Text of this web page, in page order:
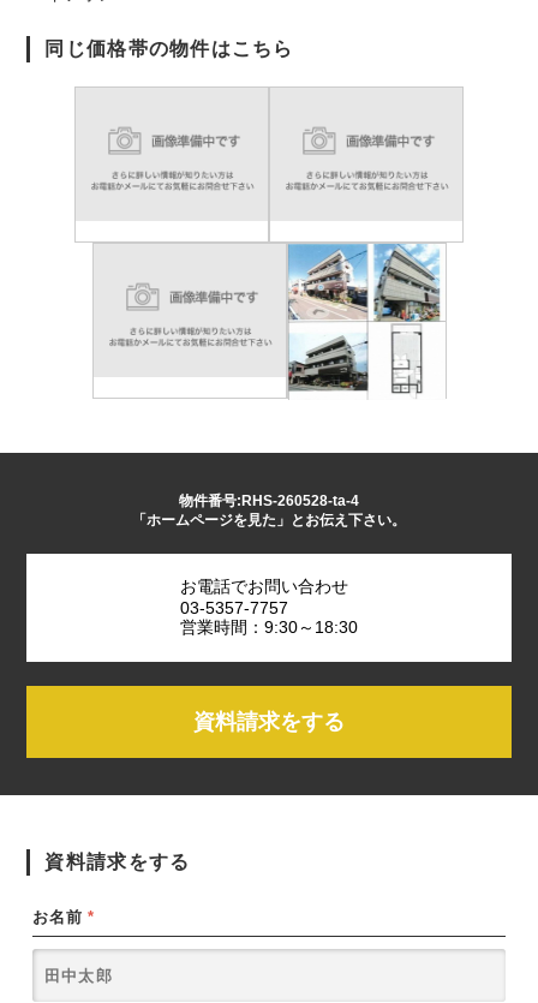
同じ価格帯の物件はこちら
物件番号:RHS-260528-ta-4
「ホームページを見た」とお伝え下さい。
お電話でお問い合わせ
03-5357-7757
営業時間：9:30～18:30
資料請求をする
資料請求をする
お名前 *